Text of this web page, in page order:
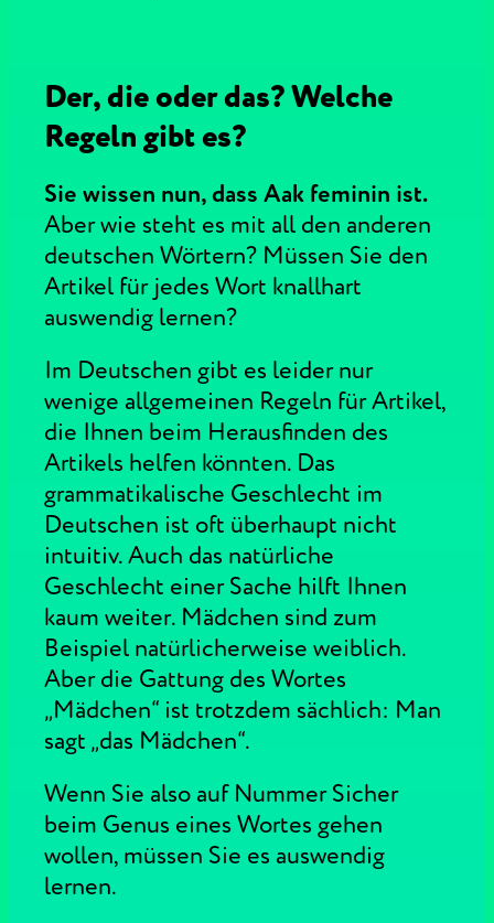
Der, die oder das? Welche
Regeln gibt es?
Sie wissen nun, dass Aak feminin ist.
Aber wie steht es mit all den anderen
deutschen Wörtern? Müssen Sie den
Artikel für jedes Wort knallhart
auswendig lernen?
Im Deutschen gibt es leider nur
wenige allgemeinen Regeln für Artikel,
die Ihnen beim Herausfinden des
Artikels helfen könnten. Das
grammatikalische Geschlecht im
Deutschen ist oft überhaupt nicht
intuitiv. Auch das natürliche
Geschlecht einer Sache hilft Ihnen
kaum weiter. Mädchen sind zum
Beispiel natürlicherweise weiblich.
Aber die Gattung des Wortes
„Mädchen“ ist trotzdem sächlich: Man
sagt „das Mädchen“.
Wenn Sie also auf Nummer Sicher
beim Genus eines Wortes gehen
wollen, müssen Sie es auswendig
lernen.